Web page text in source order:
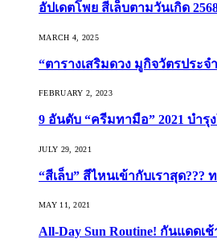
อัปเดตโพย สีเล็บตามวันเกิด
MARCH 4, 2025
“ตารางเสริมดวง มูกิจวัตรประจ
FEBRUARY 2, 2023
9 อันดับ “ครีมทามือ” 2021 บำ
JULY 29, 2021
“สีเล็บ” สีไหนเข้ากับเราสุด???
MAY 11, 2021
All-Day Sun Routine! กันแดดเช้